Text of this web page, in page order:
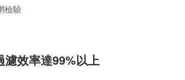
濾效率達99%以上